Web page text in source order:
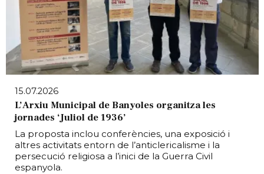
15.07.2026
L’Arxiu Municipal de Banyoles organitza les
jornades ‘Juliol de 1936’
La proposta inclou conferències, una exposició i
altres activitats entorn de l’anticlericalisme i la
persecució religiosa a l’inici de la Guerra Civil
espanyola.